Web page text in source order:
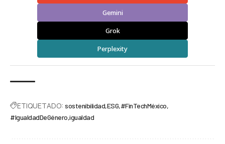
Gemini
Grok
Perplexity
ETIQUETADO: sostenibilidad ESG #FinTechMéxico
#IgualdadDeGénero igualdad